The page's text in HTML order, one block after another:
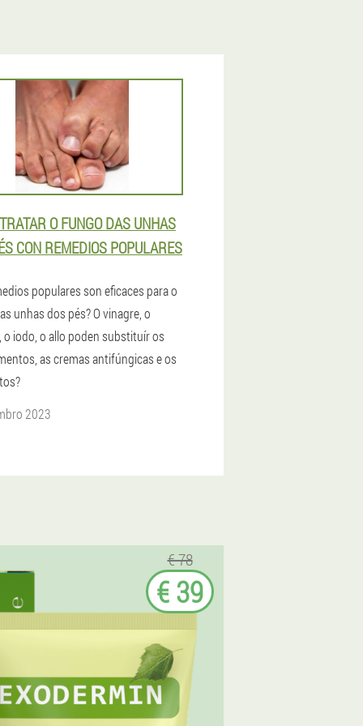
O FUNGO DAS UNHAS
CON REMEDIOS POPULARES
populares son eficaces para o
unhas dos pés? O vinagre, o
o iodo, o allo poden substituír os
as cremas antifúngicas e os
2023
€ 78
€ 39